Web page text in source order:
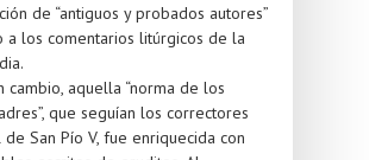
de “antiguos y probados autores”
a los comentarios litúrgicos de la
cambio, aquella “norma de los
que seguían los correctores
San Pío V, fue enriquecida con